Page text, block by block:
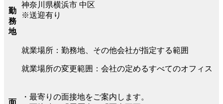
勤
務
地
神奈川県横浜市 中区
※送迎有り
就業場所：勤務地、その他会社が指定する範囲
就業場所の変更範囲：会社の定めるすべてのオフィス
面
・最寄りの面接地をご案内します。